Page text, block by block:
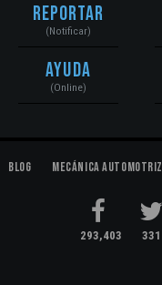
Reportar
(Notificar)
Ayuda
(Online)
Blog Mecánica Automotriz
293,403 331